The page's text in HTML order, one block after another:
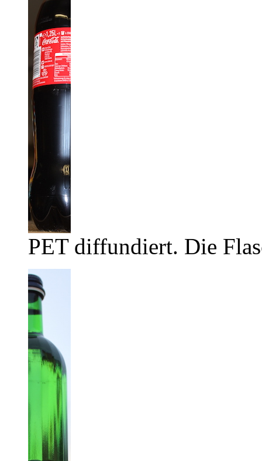
PET diffundiert. Die